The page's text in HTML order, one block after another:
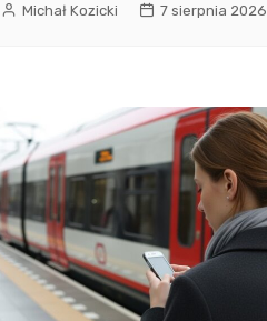
Michał Kozicki 7 sierpnia 2026